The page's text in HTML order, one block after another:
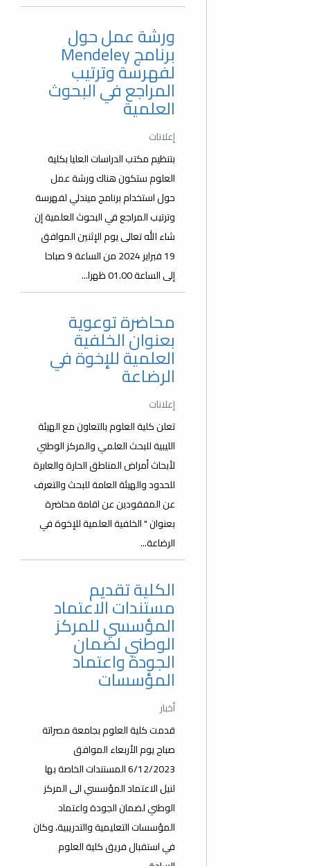
حول استخدام برنامج ميندلي لفهرسة
وترتيب المراجع في البحوث العلمية إن
شاء الله تعالى يوم الإثنين الموافق
تعلن كلية العلوم بالتعاون مع الهيئة
الليبية للبحث العلمي والمركز الوطني
لأبحاث أمراض المناطق الحارة والعابرة
للحدود والهيئة العامة للبحث والتعرف
بعنوان " الخلفية العلمية للإخوة في
قدمت كلية العلوم بجامعة مصراتة
المؤسسات التعليمية والتدريبية، وكان